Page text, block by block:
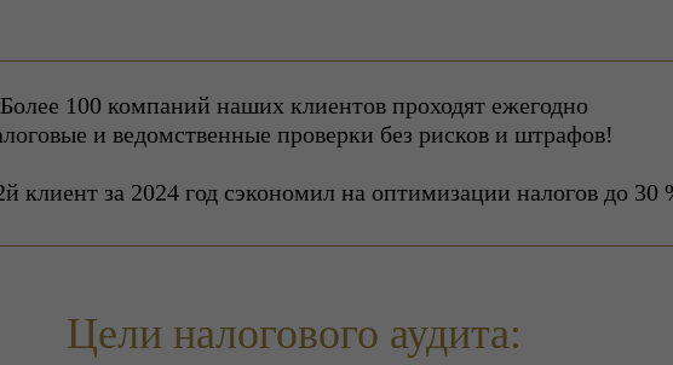
Более 100 компаний наших клиентов проходят ежегодно
и ведомственные проверки без рисков и штрафов!
клиент за 2024 год сэкономил на оптимизации налогов до 30
Цели налогового аудита: